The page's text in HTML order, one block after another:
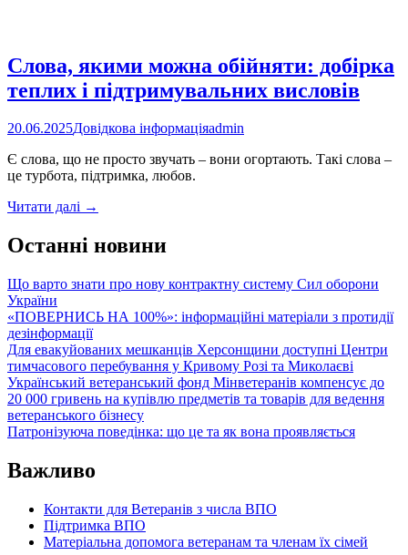
Слова, якими можна обійняти: добірка
теплих і підтримувальних висловів
20.06.2025Довідкова інформаціяadmin
Є слова, що не просто звучать – вони огортають. Такі слова –
це турбота, підтримка, любов.
Читати далі Слова,
можна
обійняти:
теплих
підтримувальних
висловів
→
Останні новини
Що варто знати про нову контрактну систему Сил оборони
України
«ПОВЕРНИСЬ НА 100%»: інформаційні матеріали з протидії
дезінформації
Для евакуйованих мешканців Херсонщини доступні Центри
тимчасового перебування у Кривому Розі та Миколаєві
Український ветеранський фонд Мінветеранів компенсує до
20 000 гривень на купівлю предметів та товарів для ведення
ветеранського бізнесу
Патронізуюча поведінка: що це та як вона проявляється
Важливо
Контакти для Ветеранів з числа ВПО
Підтримка ВПО
Матеріальна допомога ветеранам та членам їх сімей